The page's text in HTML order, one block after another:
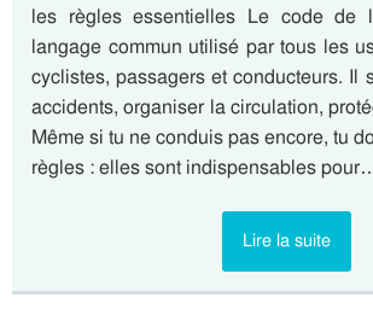
les règles essentielles Le code de
langage commun utilisé par tous les
cyclistes, passagers et conducteurs. Il
accidents, organiser la circulation,
Même si tu ne conduis pas encore, tu
règles : elles sont indispensables
Lire la suite